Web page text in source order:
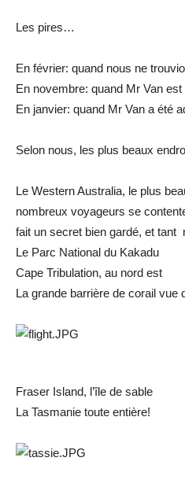
Les pires…
En février: quand nous ne
En novembre: quand Mr Van
En janvier: quand Mr Van a été
Selon nous, les plus beaux
Le Western Australia, le plus
nombreux voyageurs se
fait un secret bien gardé, et tant
Le Parc National du Kakadu
Cape Tribulation, au nord est
La grande barrière de corail vue
Fraser Island, l’île de sable
La Tasmanie toute entière!